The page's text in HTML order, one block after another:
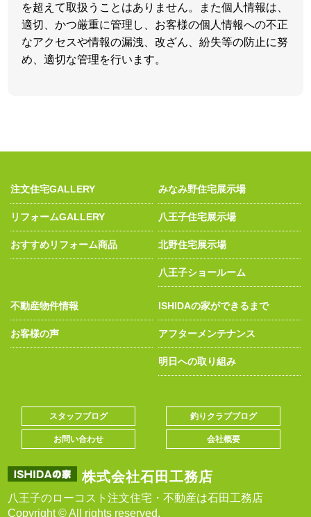
を超えて取扱うことはありません。また個人情報は、
適切、かつ厳重に管理し、お客様の個人情報への不正
なアクセスや情報の漏洩、改ざん、紛失等の防止に努
め、適切な管理を行います。
注文住宅GALLERY
リフォームGALLERY
おすすめリフォーム商品
みなみ野住宅展示場
八王子住宅展示場
北野住宅展示場
八王子ショールーム
不動産物件情報
お客様の声
ISHIDAの家ができるまで
アフターメンテナンス
明日への取り組み
株式会社石田工務店
八王子のローコスト注文住宅・不動産は石田工務店
Copyright © All rights reserved.
スタッフブログ 釣りクラブブログ
お問い合わせ 会社概要